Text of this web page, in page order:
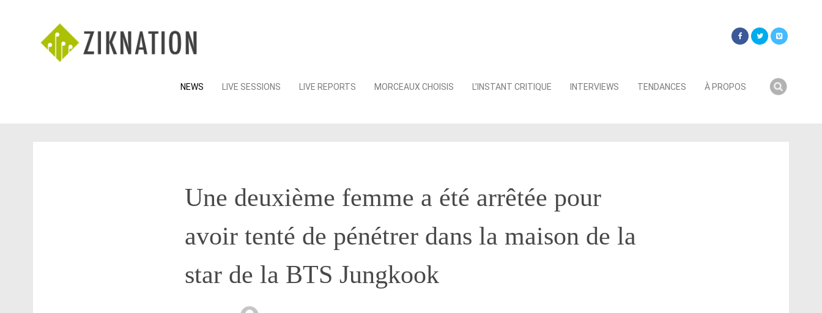
Skip
NEWS LIVE SESSIONS LIVE REPORTS MORCEAUX CHOISIS L’INSTANT CRITIQUE INTERVIEWS TENDANCES À PROPOS
Une deuxième femme a été arrêtée pour
avoir tenté de pénétrer dans la maison de la
star de la BTS Jungkook